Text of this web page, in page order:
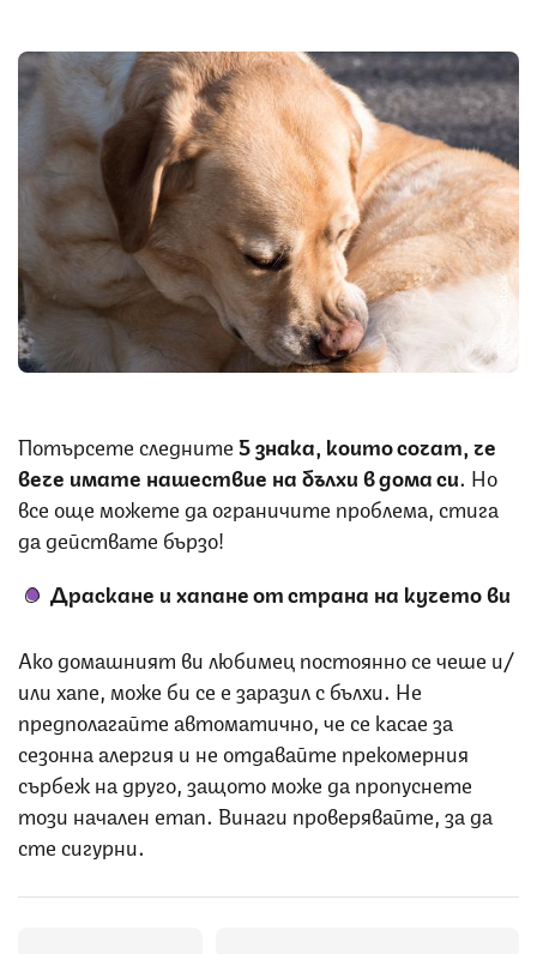
Снимка: iStock
Потърсете следните5 знака, които сочат, че
вече имате нашествие на бълхи в дома си. Но
все още можете да ограничите проблема, стига
да действате бързо!
Драскане и хапане от страна на кучето ви
Ако домашният ви любимец постоянно се чеше и/
или хапе, може би се е заразил с бълхи. Не
предполагайте автоматично, че се касае за
сезонна алергия и не отдавайте прекомерния
сърбеж на друго, защото може да пропуснете
този начален етап. Винаги проверявайте, за да
сте сигурни.